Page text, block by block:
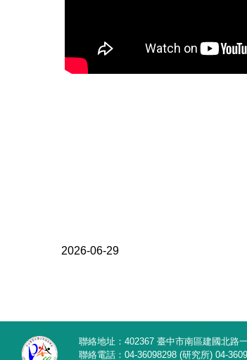
2026-06-29
聯絡地址：402367 臺中市南區建國北路
聯絡電話：04-36098298 (研究所) 04-